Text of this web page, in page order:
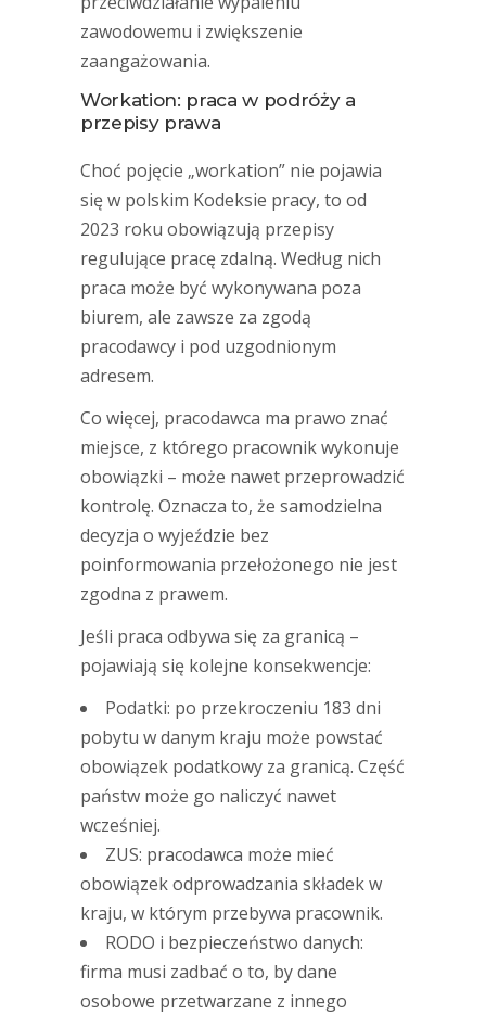
zawodowemu i zwiększenie
zaangażowania.
Workation: praca w podróży a
przepisy prawa
Choć pojęcie „workation” nie pojawia
się w polskim Kodeksie pracy, to od
2023 roku obowiązują przepisy
regulujące pracę zdalną. Według nich
praca może być wykonywana poza
biurem, ale zawsze za zgodą
pracodawcy i pod uzgodnionym
adresem.
Co więcej, pracodawca ma prawo znać
miejsce, z którego pracownik wykonuje
obowiązki – może nawet przeprowadzić
kontrolę. Oznacza to, że samodzielna
decyzja o wyjeździe bez
poinformowania przełożonego nie jest
zgodna z prawem.
Jeśli praca odbywa się za granicą –
pojawiają się kolejne konsekwencje:
Podatki: po przekroczeniu 183 dni
pobytu w danym kraju może powstać
obowiązek podatkowy za granicą. Część
państw może go naliczyć nawet
wcześniej.
ZUS: pracodawca może mieć
obowiązek odprowadzania składek w
kraju, w którym przebywa pracownik.
RODO i bezpieczeństwo danych:
firma musi zadbać o to, by dane
osobowe przetwarzane z innego